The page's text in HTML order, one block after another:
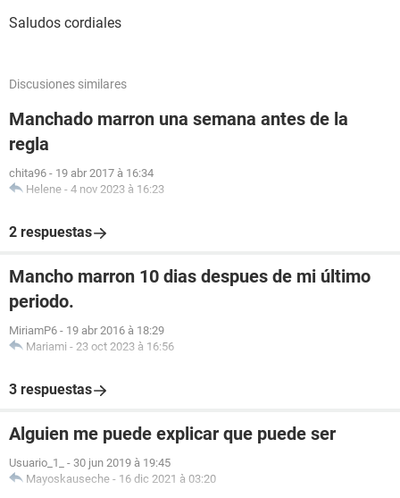
Saludos cordiales
Discusiones similares
Manchado marron una semana antes de la
regla
chita96 - 19 abr 2017 à 16:34
Helene - 4 nov 2023 à 16:23
2 respuestas
Mancho marron 10 dias despues de mi último
periodo.
MiriamP6 - 19 abr 2016 à 18:29
Mariami - 23 oct 2023 à 16:56
3 respuestas
Alguien me puede explicar que puede ser
Usuario_1_ - 30 jun 2019 à 19:45
Mayoskauseche - 16 dic 2021 à 03:20